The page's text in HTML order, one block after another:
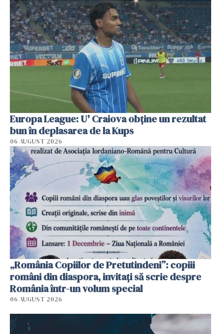
Europa League: U' Craiova obține un rezultat
bun în deplasarea de la Kups
06 AUGUST 2026
„România Copiilor de Pretutindeni”: copiii
români din diaspora, invitați să scrie despre
România într-un volum special
06 AUGUST 2026